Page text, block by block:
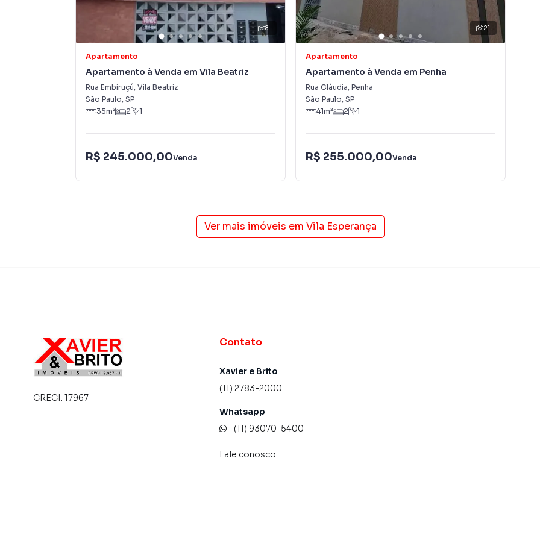
8
Apartamento
Apartamento à Venda em Vila Beatriz
Rua Embiruçú, Vila Beatriz
São Paulo, SP
35m² 2 1
R$ 245.000,00Venda
21
Apartamento
Apartamento à Venda em Penha
Rua Cláudia, Penha
São Paulo, SP
41m² 2 1
R$ 255.000,00Venda
Ver mais imóveis em Vila Esperança
CRECI: 17967
Contato
Xavier e Brito
(11) 2783-2000
Whatsapp
(11) 93070-5400
Fale conosco